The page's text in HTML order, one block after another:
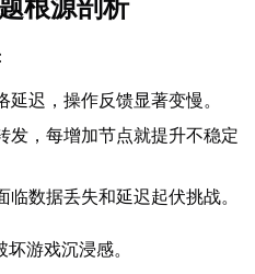
根源剖析
迟，操作反馈显著变慢。
发，每增加节点就提升不稳定
数据丢失和延迟起伏挑战。
游戏沉浸感。